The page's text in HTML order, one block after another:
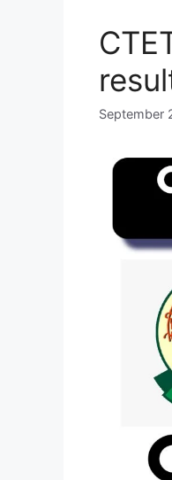
September